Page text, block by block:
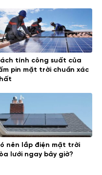
tính công suất của
pin mặt trời chuẩn xác
nên lắp điện mặt trời
lưới ngay bây giờ?